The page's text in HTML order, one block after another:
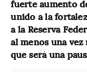
fuerte aumento
unido a la
a la Reserva
al menos una
que será una